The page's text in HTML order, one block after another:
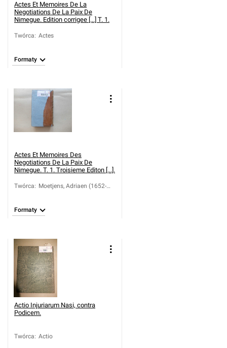
Actes Et Memoires De La
Negotiations De La Paix De
Nimegue. Edition corrigee [...] T. 1.
Twórca: Actes
Formaty
Actes Et Memoires Des
Negotiations De La Paix De
Nimegue. T. 1. Troisieme Editon [...].
Twórca: Moetjens, Adriaen (1652-
Formaty
Actio Injuriarum Nasi, contra
Podicem.
Twórca: Actio